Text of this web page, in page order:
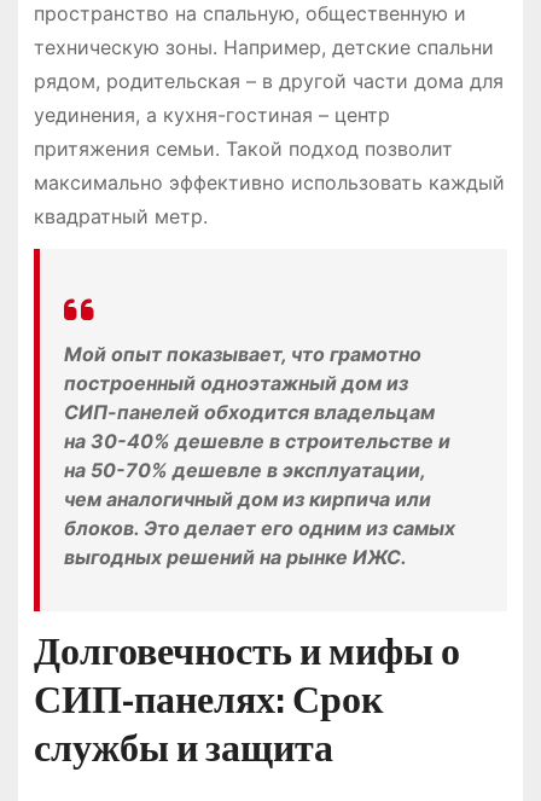
пространство на спальную, общественную и
техническую зоны. Например, детские спальни
рядом, родительская – в другой части дома для
уединения, а кухня-гостиная – центр
притяжения семьи. Такой подход позволит
максимально эффективно использовать каждый
квадратный метр.
Мой опыт показывает, что грамотно
построенный одноэтажный дом из
СИП-панелей обходится владельцам
на 30-40% дешевле в строительстве и
на 50-70% дешевле в эксплуатации,
чем аналогичный дом из кирпича или
блоков. Это делает его одним из самых
выгодных решений на рынке ИЖС.
Долговечность и мифы о
СИП-панелях: Срок
службы и защита